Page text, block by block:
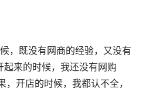
，既没有网商的经验，又没有
来的时候，我还没有网购
，开店的时候，我都认不全，